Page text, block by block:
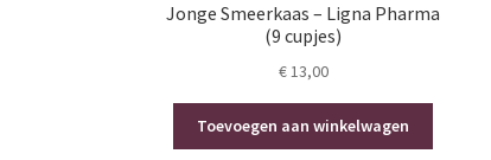
Jonge Smeerkaas – Ligna Pharma
(9 cupjes)
€13,00
Toevoegen aan winkelwagen